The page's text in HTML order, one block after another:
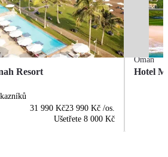
Resort
31 990 Kč23 990 Kč /os.
Ušetřete 8 000 Kč
Omán
Hotel